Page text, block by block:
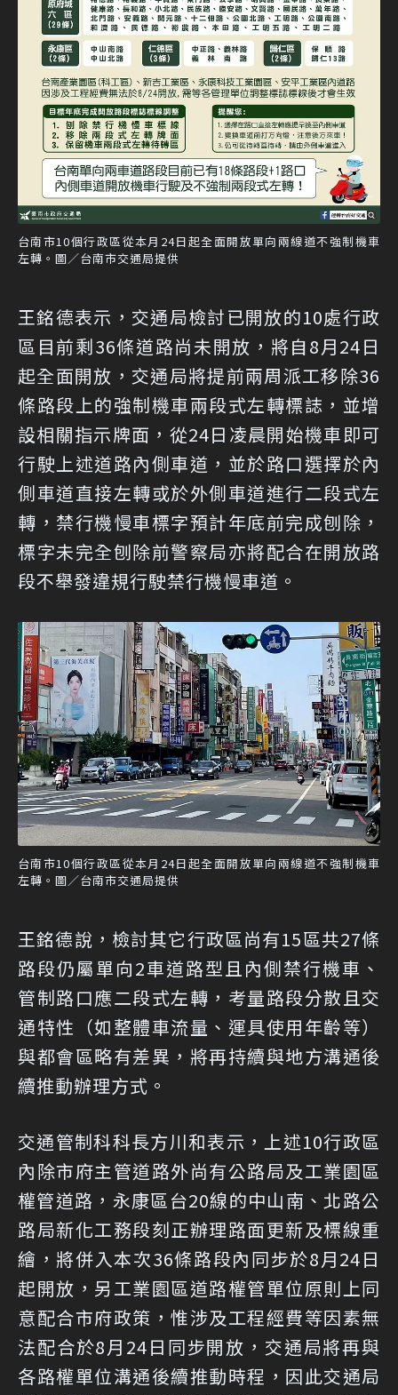
台南市10個行政區從本月24日起全面開放單向兩線道不強制機車
左轉。圖／台南市交通局提供
王銘德表示，交通局檢討已開放的10處行政
區目前剩36條道路尚未開放，將自8月24日
起全面開放，交通局將提前兩周派工移除36
條路段上的強制機車兩段式左轉標誌，並增
設相關指示牌面，從24日凌晨開始機車即可
行駛上述道路內側車道，並於路口選擇於內
側車道直接左轉或於外側車道進行二段式左
轉，禁行機慢車標字預計年底前完成刨除，
標字未完全刨除前警察局亦將配合在開放路
段不舉發違規行駛禁行機慢車道。
台南市10個行政區從本月24日起全面開放單向兩線道不強制機車
左轉。圖／台南市交通局提供
王銘德說，檢討其它行政區尚有15區共27條
路段仍屬單向2車道路型且內側禁行機車、
管制路口應二段式左轉，考量路段分散且交
通特性（如整體車流量、運具使用年齡等）
與都會區略有差異，將再持續與地方溝通後
續推動辦理方式。
交通管制科科長方川和表示，上述10行政區
內除市府主管道路外尚有公路局及工業園區
權管道路，永康區台20線的中山南、北路公
路局新化工務段刻正辦理路面更新及標線重
繪，將併入本次36條路段內同步於8月24日
起開放，另工業園區道路權管單位原則上同
意配合市府政策，惟涉及工程經費等因素無
法配合於8月24日同步開放，交通局將再與
各路權單位溝通後續推動時程，因此交通局